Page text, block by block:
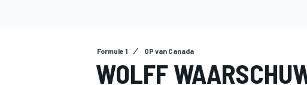
Formule 1 GP van Canada
WOLFF